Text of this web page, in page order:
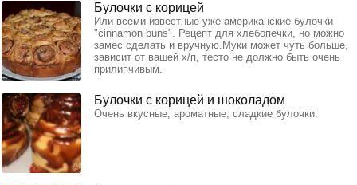
Булочки с корицей
Или всеми известные уже американские булочки
"cinnamon buns". Рецепт для хлебопечки, но можно
замес сделать и вручную.Муки может чуть больше,
зависит от вашей х/п, тесто не должно быть очень
прилипчивым.
Булочки с корицей и шоколадом
Очень вкусные, ароматные, сладкие булочки.